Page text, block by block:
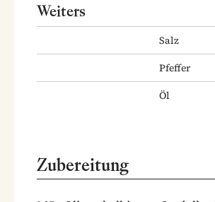
Weiters
Salz
Pfeffer
Öl
Zubereitung